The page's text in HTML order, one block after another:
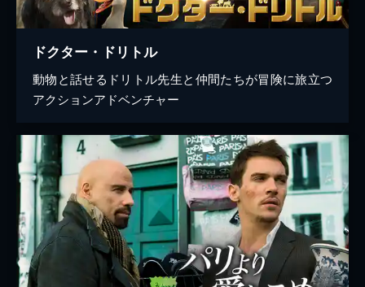
ドクター・ドリトル
動物と話せるドリトル先生と仲間たちが冒険に旅立つ
アクションアドベンチャー